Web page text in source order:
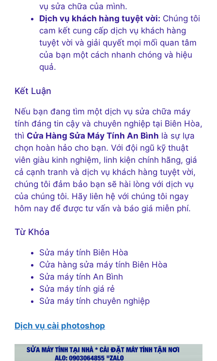
vụ sửa chữa của mình.
Dịch vụ khách hàng tuyệt vời: Chúng tôi
cam kết cung cấp dịch vụ khách hàng
tuyệt vời và giải quyết mọi mối quan tâm
của bạn một cách nhanh chóng và hiệu
quả.
Kết Luận
Nếu bạn đang tìm một dịch vụ sửa chữa máy
tính đáng tin cậy và chuyên nghiệp tại Biên Hòa,
thì Cửa Hàng Sửa Máy Tính An Bình là sự lựa
chọn hoàn hảo cho bạn. Với đội ngũ kỹ thuật
viên giàu kinh nghiệm, linh kiện chính hãng, giá
cả cạnh tranh và dịch vụ khách hàng tuyệt vời,
chúng tôi đảm bảo bạn sẽ hài lòng với dịch vụ
của chúng tôi. Hãy liên hệ với chúng tôi ngay
hôm nay để được tư vấn và báo giá miễn phí.
Từ Khóa
Sửa máy tính Biên Hòa
Cửa hàng sửa máy tính Biên Hòa
Sửa máy tính An Bình
Sửa máy tính giá rẻ
Sửa máy tính chuyên nghiệp
Dịch vụ cài photoshop